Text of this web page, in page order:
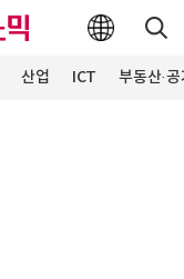
산업 ICT 부동산·